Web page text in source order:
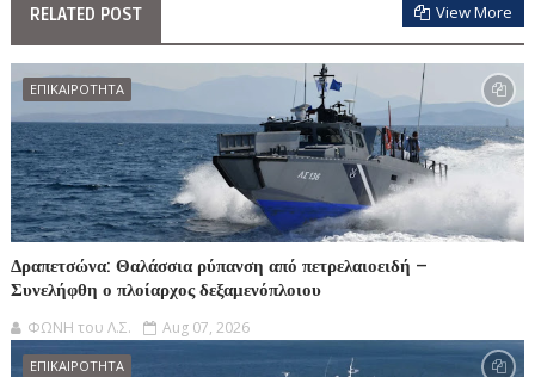
RELATED POST View More
ΕΠΙΚΑΙΡΟΤΗΤΑ
Δραπετσώνα: Θαλάσσια ρύπανση από πετρελαιοειδή –
Συνελήφθη ο πλοίαρχος δεξαμενόπλοιου
ΦΩΝΗ του Λ.Σ. Aug 07, 2026
ΕΠΙΚΑΙΡΟΤΗΤΑ